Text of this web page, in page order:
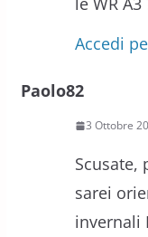
Accedi
Paolo82
3 Ottobre
Scusate,
sarei
invernali